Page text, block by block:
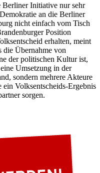
Berliner Initiative nur sehr
an die Berliner
nicht einfach vom Tisch
Position
erhalten, meint
die Übernahme von
der politischen Kultur ist,
Umsetzung in der
sondern mehrere Akteure
Volksentscheids-Ergebnis
sorgen.